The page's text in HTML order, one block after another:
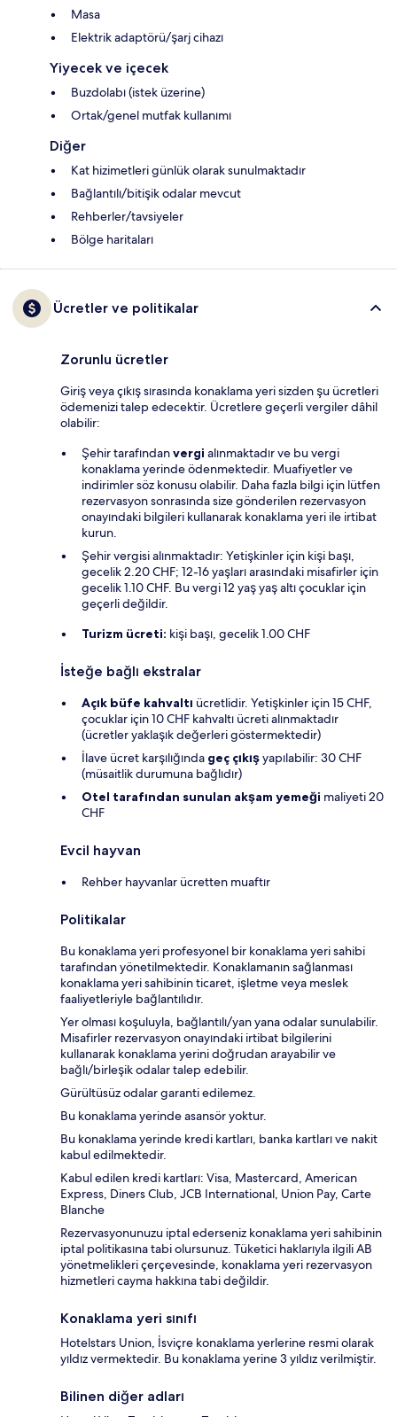
Masa
Elektrik adaptörü/şarj cihazı
Yiyecek ve içecek
Buzdolabı (istek üzerine)
Ortak/genel mutfak kullanımı
Diğer
Kat hizimetleri günlük olarak sunulmaktadır
Bağlantılı/bitişik odalar mevcut
Rehberler/tavsiyeler
Bölge haritaları
Ücretler ve politikalar
Zorunlu ücretler
Giriş veya çıkış sırasında konaklama yeri sizden şu ücretleri
ödemenizi talep edecektir. Ücretlere geçerli vergiler dâhil
olabilir:
Şehir tarafındanvergi alınmaktadır ve bu vergi
konaklama yerinde ödenmektedir. Muafiyetler ve
indirimler söz konusu olabilir. Daha fazla bilgi için lütfen
rezervasyon sonrasında size gönderilen rezervasyon
onayındaki bilgileri kullanarak konaklama yeri ile irtibat
kurun.
Şehir vergisi alınmaktadır: Yetişkinler için kişi başı,
gecelik 2.20 CHF; 12-16 yaşları arasındaki misafirler için
gecelik 1.10 CHF. Bu vergi 12 yaş yaş altı çocuklar için
geçerli değildir.
Turizm ücreti: kişi başı, gecelik 1.00 CHF
İsteğe bağlı ekstralar
Açık büfe kahvaltı ücretlidir. Yetişkinler için 15 CHF,
çocuklar için 10 CHF kahvaltı ücreti alınmaktadır
(ücretler yaklaşık değerleri göstermektedir)
İlave ücret karşılığında geç çıkışyapılabilir: 30 CHF
(müsaitlik durumuna bağlıdır)
Otel tarafından sunulan akşam yemeği maliyeti 20
CHF
Evcil hayvan
Rehber hayvanlar ücretten muaftır
Politikalar
Bu konaklama yeri profesyonel bir konaklama yeri sahibi
tarafından yönetilmektedir. Konaklamanın sağlanması
konaklama yeri sahibinin ticaret, işletme veya meslek
faaliyetleriyle bağlantılıdır.
Yer olması koşuluyla, bağlantılı/yan yana odalar sunulabilir.
Misafirler rezervasyon onayındaki irtibat bilgilerini
kullanarak konaklama yerini doğrudan arayabilir ve
bağlı/birleşik odalar talep edebilir.
Gürültüsüz odalar garanti edilemez.
Bu konaklama yerinde asansör yoktur.
Bu konaklama yerinde kredi kartları, banka kartları ve nakit
kabul edilmektedir.
Kabul edilen kredi kartları: Visa, Mastercard, American
Express, Diners Club, JCB International, Union Pay, Carte
Blanche
Rezervasyonunuzu iptal ederseniz konaklama yeri sahibinin
iptal politikasına tabi olursunuz. Tüketici haklarıyla ilgili AB
yönetmelikleri çerçevesinde, konaklama yeri rezervasyon
hizmetleri cayma hakkına tabi değildir.
Konaklama yeri sınıfı
Hotelstars Union, İsviçre konaklama yerlerine resmi olarak
yıldız vermektedir. Bu konaklama yerine 3 yıldız verilmiştir.
Bilinen diğer adları